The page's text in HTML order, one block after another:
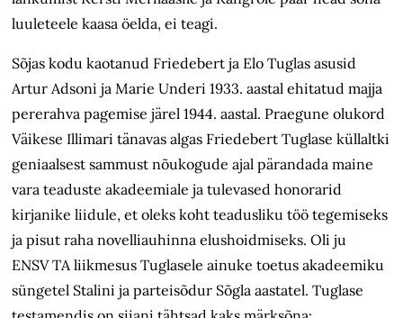
luuleteele kaasa öelda, ei teagi.
Sõjas kodu kaotanud Friedebert ja Elo Tuglas asusid
Artur Adsoni ja Marie Underi 1933. aastal ehitatud majja
pererahva pagemise järel 1944. aastal. Praegune olukord
Väikese Illimari tänavas algas Friedebert Tuglase küllaltki
geniaalsest sammust nõukogude ajal pärandada maine
vara teaduste akadeemiale ja tulevased honorarid
kirjanike liidule, et oleks koht teadusliku töö tegemiseks
ja pisut raha novelliauhinna elushoidmiseks. Oli ju
ENSV TA liikmesus Tuglasele ainuke toetus akadeemiku
süngetel Stalini ja parteisõdur Sõgla aastatel. Tuglase